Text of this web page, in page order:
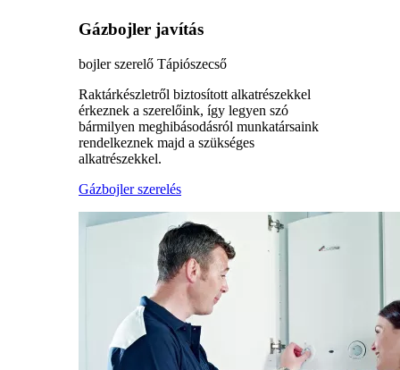
Gázbojler javítás
bojler szerelő Tápiószecső
Raktárkészletről biztosított alkatrészekkel
érkeznek a szerelőink, így legyen szó
bármilyen meghibásodásról munkatársaink
rendelkeznek majd a szükséges
alkatrészekkel.
Gázbojler szerelés